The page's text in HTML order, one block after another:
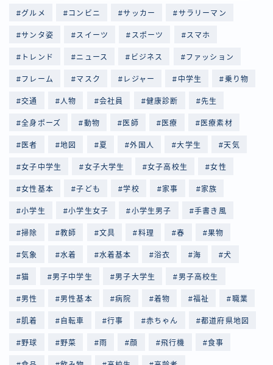
グルメ コンビニ サッカー サラリーマン
サンタ姿 スイーツ スポーツ スマホ
トレンド ニュース ビジネス ファッション
フレーム マスク レジャー 中学生 乗り物
交通 人物 会社員 健康診断 先生
全身ポーズ 動物 医師 医療 医療素材
医者 地図 夏 外国人 大学生 天気
女子中学生 女子大学生 女子高校生 女性
女性基本 子ども 学校 家事 家族
小学生 小学生女子 小学生男子 手書き風
掃除 教師 文具 料理 春 果物
気象 水着 水着基本 浴衣 海 犬
猫 男子中学生 男子大学生 男子高校生
男性 男性基本 病院 着物 福祉 職業
肌着 自転車 行事 赤ちゃん 都道府県地図
野球 野菜 雨 顔 飛行機 食事